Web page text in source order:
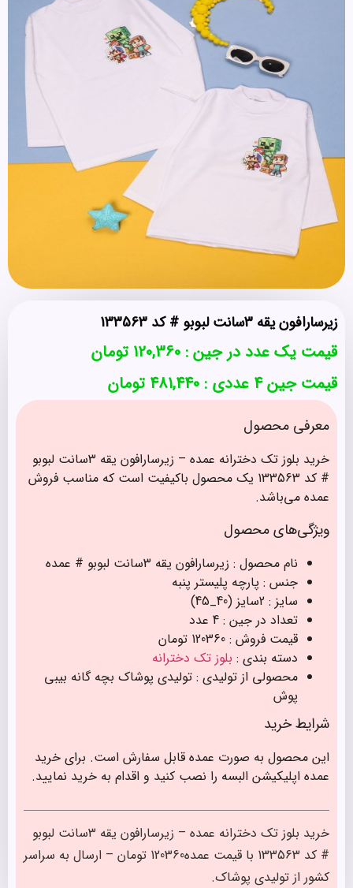
زیرسارافون یقه 3سانت لبوبو # کد 133563
قیمت یک عدد در جین : 120,360 تومان
قیمت جین 4 عددی : 481,440 تومان
معرفی محصول
خرید بلوز تک دخترانه عمده – زیرسارافون یقه 3سانت لبوبو
# کد 133563 یک محصول باکیفیت است که مناسب فروش
عمده می‌باشد.
ویژگی‌های محصول
نام محصول : زیرسارافون یقه 3سانت لبوبو # عمده
جنس : پارچه‌ پلیستر پنبه
سایز : 2سایز (40_45)
تعداد در جین : 4 عدد
قیمت فروش : 120360 تومان
دسته بندی : بلوز تک دخترانه
محصولی از تولیدی : تولیدی پوشاک بچه گانه بیبی
پوش
شرایط خرید
این محصول به صورت عمده قابل سفارش است. برای خرید
عمده اپلیکیشن البسه را نصب کنید و اقدام به خرید نمایید.
خرید بلوز تک دخترانه عمده – زیرسارافون یقه 3سانت لبوبو
# کد 133563 با قیمت عمده120360 تومان – ارسال به سراسر
کشور از تولیدی پوشاک.